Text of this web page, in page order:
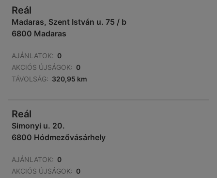
Reál
Madaras, Szent István u. 75 / b
6800 Madaras
AJÁNLATOK: 0
AKCIÓS ÚJSÁGOK: 0
TÁVOLSÁG: 320,95 km
Reál
Simonyi u. 20.
6800 Hódmezővásárhely
AJÁNLATOK: 0
AKCIÓS ÚJSÁGOK: 0